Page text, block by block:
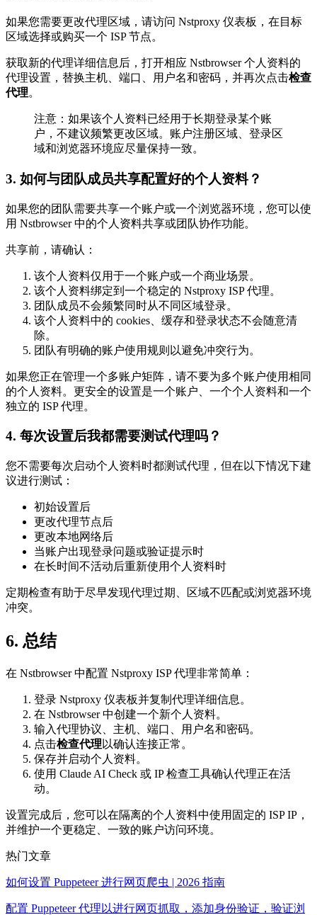
如果您需要更改代理区域，请访问 Nstproxy 仪表板，在目标
区域选择或购买一个 ISP 节点。
获取新的代理详细信息后，打开相应 Nstbrowser 个人资料的
代理设置，替换主机、端口、用户名和密码，并再次点击检查
代理。
注意：如果该个人资料已经用于长期登录某个账
户，不建议频繁更改区域。账户注册区域、登录区
域和浏览器环境应尽量保持一致。
3. 如何与团队成员共享配置好的个人资料？
如果您的团队需要共享一个账户或一个浏览器环境，您可以使
用 Nstbrowser 中的个人资料共享或团队协作功能。
共享前，请确认：
该个人资料仅用于一个账户或一个商业场景。
该个人资料绑定到一个稳定的 Nstproxy ISP 代理。
团队成员不会频繁同时从不同区域登录。
该个人资料中的 cookies、缓存和登录状态不会随意清
除。
团队有明确的账户使用规则以避免冲突行为。
如果您正在管理一个多账户矩阵，请不要为多个账户使用相同
的个人资料。更安全的设置是一个账户、一个个人资料和一个
独立的 ISP 代理。
4. 每次设置后我都需要测试代理吗？
您不需要每次启动个人资料时都测试代理，但在以下情况下建
议进行测试：
初始设置后
更改代理节点后
更改本地网络后
当账户出现登录问题或验证提示时
在长时间不活动后重新使用个人资料时
定期检查有助于尽早发现代理过期、区域不匹配或浏览器环境
冲突。
6. 总结
在 Nstbrowser 中配置 Nstproxy ISP 代理非常简单：
登录 Nstproxy 仪表板并复制代理详细信息。
在 Nstbrowser 中创建一个新个人资料。
输入代理协议、主机、端口、用户名和密码。
点击检查代理 以确认连接正常。
保存并启动个人资料。
使用 Claude AI Check 或 IP 检查工具确认代理正在活
动。
设置完成后，您可以在隔离的个人资料中使用固定的 ISP IP，
并维护一个更稳定、一致的账户访问环境。
热门文章
如何设置 Puppeteer 进行网页爬虫 | 2026 指南
配置 Puppeteer 代理以进行网页抓取，添加身份验证，验证浏